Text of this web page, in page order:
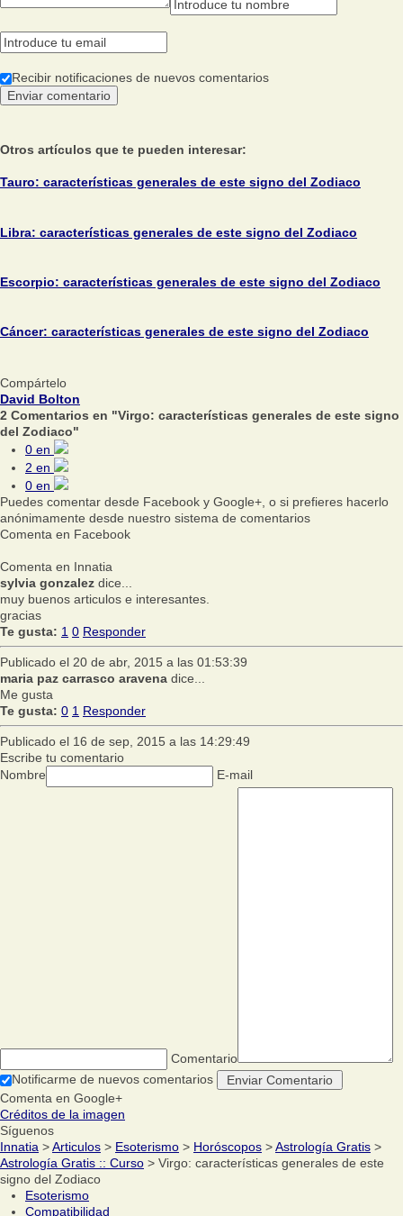
Recibir notificaciones de nuevos comentarios
Otros artículos que te pueden interesar:
Tauro: características generales de este signo del Zodiaco
Libra: características generales de este signo del Zodiaco
Escorpio: características generales de este signo del Zodiaco
Cáncer: características generales de este signo del Zodiaco
Compártelo
David Bolton
2 Comentarios en "Virgo: características generales de este signo
del Zodiaco"
0 en
2 en
0 en
Puedes comentar desde Facebook y Google+, o si prefieres hacerlo
anónimamente desde nuestro sistema de comentarios
Comenta en Facebook
Comenta en Innatia
sylvia gonzalez dice...
muy buenos articulos e interesantes.
gracias
Te gusta: 1 0 Responder
Publicado el 20 de abr, 2015 a las 01:53:39
maria paz carrasco aravena dice...
Me gusta
Te gusta: 0 1 Responder
Publicado el 16 de sep, 2015 a las 14:29:49
Escribe tu comentario
Nombre
E-mail
Comentario
Notificarme de nuevos comentarios
Comenta en Google+
Créditos de la imagen
Síguenos
Innatia >Articulos > Esoterismo > Horóscopos >Astrología Gratis >
Astrología Gratis :: Curso > Virgo: características generales de este
signo del Zodiaco
Esoterismo
Compatibilidad